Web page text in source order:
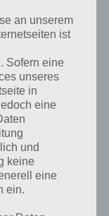
! Dort
an unserem
ist
Sofern eine
unseres
in
eine
und
keine
eine
ein.